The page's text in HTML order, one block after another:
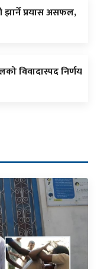
झार्ने प्रयास असफल,
विवादास्पद निर्णय